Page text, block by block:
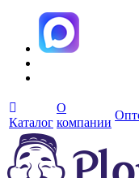
Каталог
О
компании